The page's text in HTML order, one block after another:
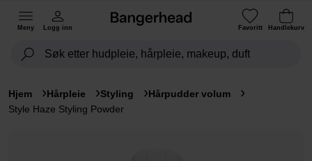
Meny Logg inn Favoritt Handlekurv
Hjem Hårpleie Styling
Hårpudder volum
Style Haze Styling Powder